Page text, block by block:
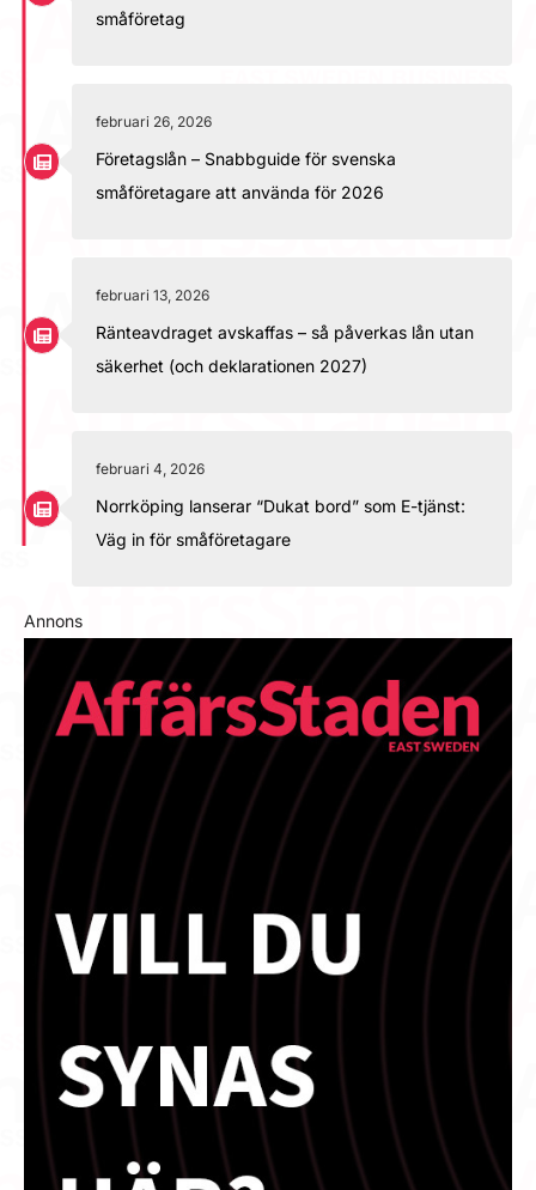
småföretag
februari 26, 2026
Företagslån – Snabbguide för svenska
småföretagare att använda för 2026
februari 13, 2026
Ränteavdraget avskaffas – så påverkas lån utan
säkerhet (och deklarationen 2027)
februari 4, 2026
Norrköping lanserar “Dukat bord” som E-tjänst:
Väg in för småföretagare
Annons